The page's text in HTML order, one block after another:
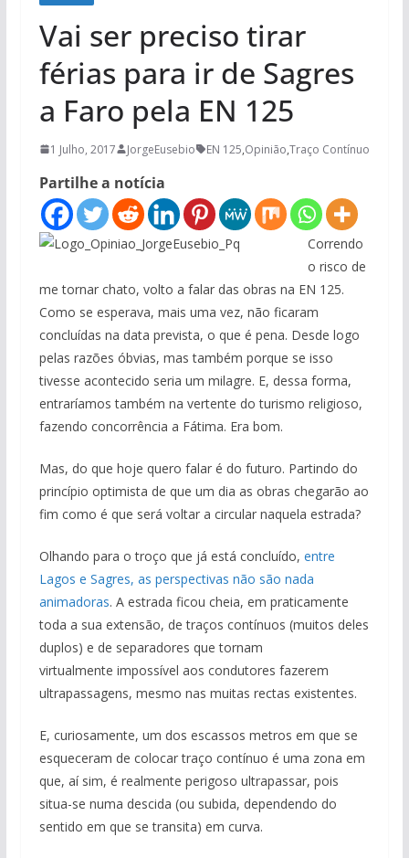
Vai ser preciso tirar
férias para ir de Sagres
a Faro pela EN 125
1 Julho, 2017 JorgeEusebio EN 125,Opinião,Traço Contínuo
Partilhe a notícia
Correndo
o risco de
me tornar chato, volto a falar das obras na EN 125.
Como se esperava, mais uma vez, não ficaram
concluídas na data prevista, o que é pena. Desde logo
pelas razões óbvias, mas também porque se isso
tivesse acontecido seria um milagre. E, dessa forma,
entraríamos também na vertente do turismo religioso,
fazendo concorrência a Fátima. Era bom.
Mas, do que hoje quero falar é do futuro. Partindo do
princípio optimista de que um dia as obras chegarão ao
fim como é que será voltar a circular naquela estrada?
Olhando para o troço que já está concluído, entre
Lagos e Sagres, as perspectivas não são nada
animadoras. A estrada ficou cheia, em praticamente
toda a sua extensão, de traços contínuos (muitos deles
duplos) e de separadores que tornam
virtualmente impossível aos condutores fazerem
ultrapassagens, mesmo nas muitas rectas existentes.
E, curiosamente, um dos escassos metros em que se
esqueceram de colocar traço contínuo é uma zona em
que, aí sim, é realmente perigoso ultrapassar, pois
situa-se numa descida (ou subida, dependendo do
sentido em que se transita) em curva.